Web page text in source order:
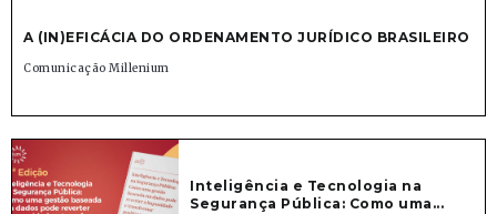
A (IN)EFICÁCIA DO ORDENAMENTO JURÍDICO BRASILEIRO
Comunicação Millenium
Inteligência e Tecnologia na
Segurança Pública: Como uma...